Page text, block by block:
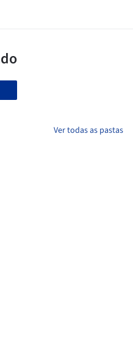
Ver todas as pastas